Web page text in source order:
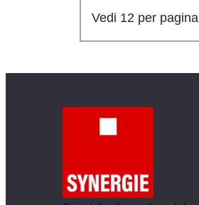
Vedi 12 per pagina